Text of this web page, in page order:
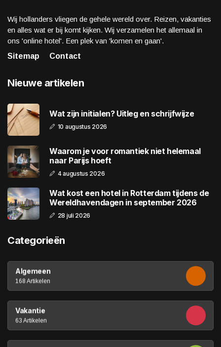
Wij hollanders vliegen de gehele wereld over. Reizen, vakanties
en alles wat er bij komt kijken. Wij verzamelen het allemaal in
ons 'online hotel'. Een plek van 'komen en gaan'.
Sitemap
Contact
Nieuwe artikelen
Wat zijn initialen? Uitleg en schrijfwijze
10 augustus 2026
Waarom je voor romantiek niet helemaal
naar Parijs hoeft
4 augustus 2026
Wat kost een hotel in Rotterdam tijdens de
Wereldhavendagen in september 2026
28 juli 2026
Categorieën
Algemeen
168 Artikelen
Vakantie
63 Artikelen